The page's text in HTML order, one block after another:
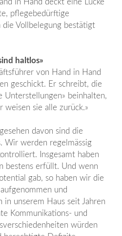
in Hand deckt eine Lücke
pflegebedürftige
die Vollbelegung bestätigt
haltlos»
von Hand in Hand
geschickt. Er schreibt, die
Unterstellungen» beinhalten,
weisen sie alle zurück.»
davon sind die
Wir werden regelmässig
Insgesamt haben
bestens erfüllt. Und wenn
gab, so haben wir die
und
unserem Haus seit Jahren
Kommunikations- und
würden